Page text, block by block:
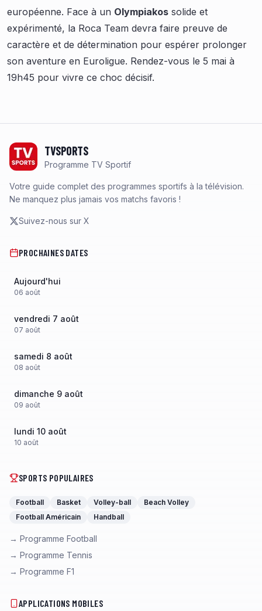
européenne. Face à un Olympiakos solide et
expérimenté, la Roca Team devra faire preuve de
caractère et de détermination pour espérer prolonger
son aventure en Euroligue. Rendez-vous le 5 mai à
19h45 pour vivre ce choc décisif.
TVSPORTS
Programme TV Sportif
Votre guide complet des programmes sportifs à la télévision.
Ne manquez plus jamais vos matchs favoris !
Suivez-nous sur X
PROCHAINES DATES
Aujourd'hui
06 août
vendredi 7 août
07 août
samedi 8 août
08 août
dimanche 9 août
09 août
lundi 10 août
10 août
SPORTS POPULAIRES
Football Basket Volley-ball
Beach Volley
Football Américain
Handball
→ Programme Football
→ Programme Tennis
→ Programme F1
APPLICATIONS MOBILES